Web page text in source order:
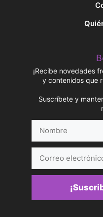
¡Recibe novedades
y contenidos que
Suscríbete y
electrónico